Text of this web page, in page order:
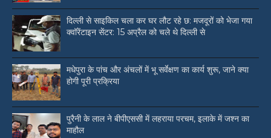
दिल्ली से साइकिल चला कर घर लौट रहे छ: मजदूरों को भेजा गया
क्वॉरेंटाइन सेंटर: 15 अप्रैल को चले थे दिल्ली से
मधेपुरा के पांच और अंचलों में भू सर्वेक्षण का कार्य शुरू, जाने क्या
होगी पूरी प्रक्रिया
पुरैनी के लाल ने बीपीएससी में लहराया परचम, इलाके में जश्न का
माहौल